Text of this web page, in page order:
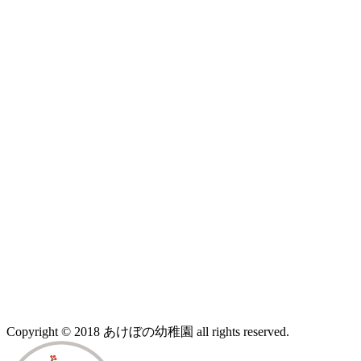
Copyright © 2018 あけぼの幼稚園 all rights reserved.